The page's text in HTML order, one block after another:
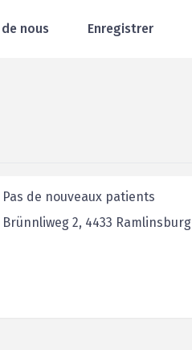
nous Enregistrer
Pas de nouveaux patients
Brünnliweg 2, 4433 Ramlinsburg